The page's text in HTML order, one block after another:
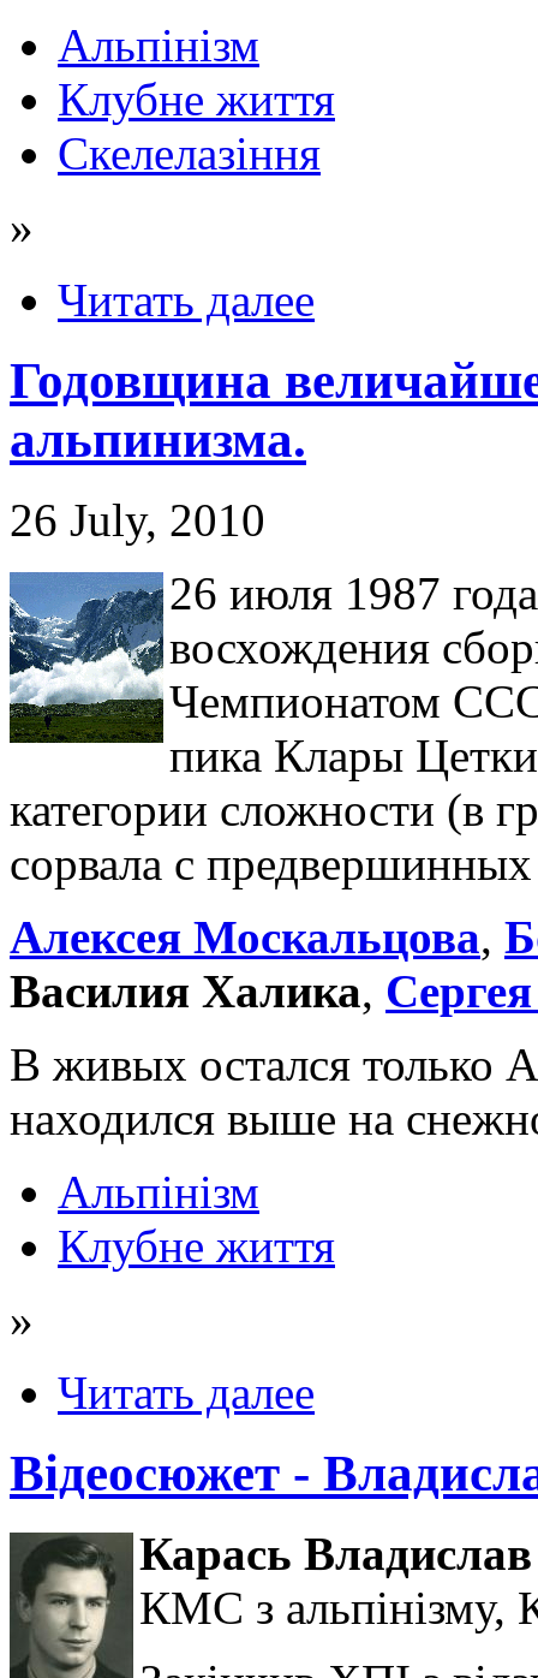
Альпінізм
Клубне життя
Скелелазіння
»
Читать далее
Годовщина
альпинизма.
26 July, 2010
26 июля 1987
восхождения
Чемпионатом
пика Клары
категории сложности (в
сорвала с
Алексея Москальцова,
Василия Халика,
В живых остался только
находился выше на
Альпінізм
Клубне життя
»
Читать далее
Відеосюжет -
Карась
КМС з альпінізму,